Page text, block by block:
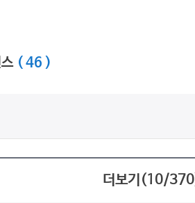
( 46 )
더보기(10/370